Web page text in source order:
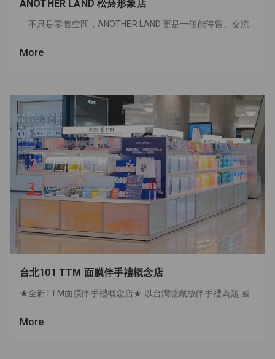
ANOTHER LAND 松菸形象店
More
台北101 TTM 面膜伴手禮概念店
More